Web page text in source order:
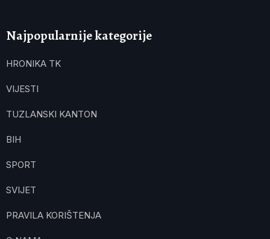
Najpopularnije kategorije
HRONIKA TK
VIJESTI
TUZLANSKI KANTON
BIH
SPORT
SVIJET
PRAVILA KORIŠTENJA